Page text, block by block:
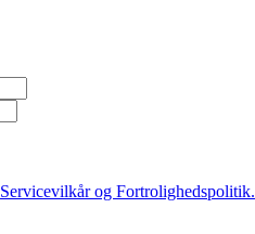
Servicevilkår og Fortrolighedspolitik.